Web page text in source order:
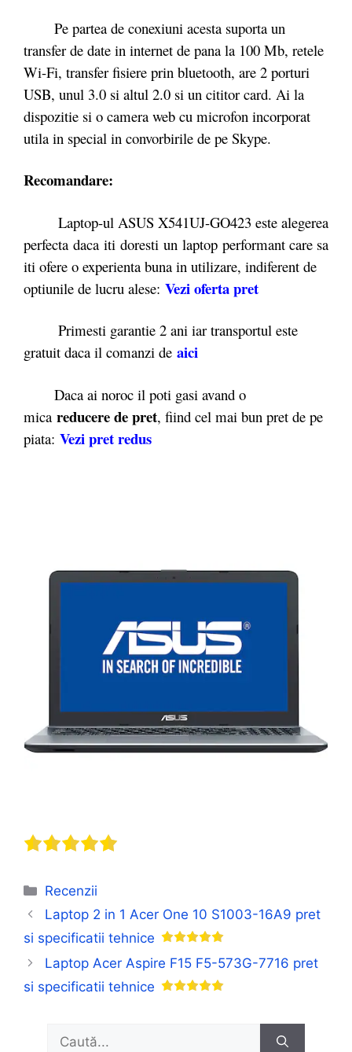
Pe partea de conexiuni acesta suporta un
transfer de date in internet de pana la 100 Mb, retele
Wi-Fi, transfer fisiere prin bluetooth, are 2 porturi
USB, unul 3.0 si altul 2.0 si un cititor card. Ai la
dispozitie si o camera web cu microfon incorporat
utila in special in convorbirile de pe Skype.
Recomandare:
Laptop-ul ASUS X541UJ-GO423 este alegerea
perfecta daca iti doresti un laptop performant care sa
iti ofere o experienta buna in utilizare, indiferent de
optiunile de lucru alese: Vezi oferta pret
Primesti garantie 2 ani iar transportul este
gratuit daca il comanzi de aici
Daca ai noroc il poti gasi avand o
mica reducere de pret, fiind cel mai bun pret de pe
piata: Vezi pret redus
Categorii
Recenzii
Laptop 2 in 1 Acer One 10 S1003-16A9 pret
si specificatii tehnice
Laptop Acer Aspire F15 F5-573G-7716 pret
si specificatii tehnice
Caută